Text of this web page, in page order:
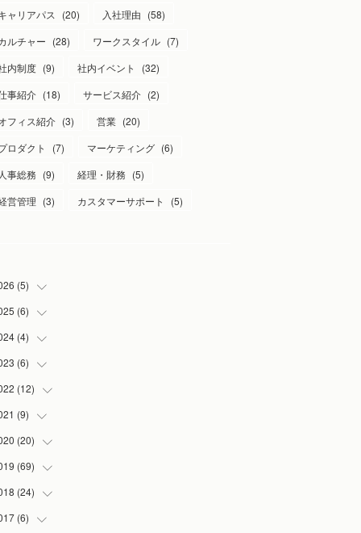
ャリアパス
(20) 入社理由 (58)
ルチャー (28) ワークスタイル (7)
内制度 (9) 社内イベント (32)
事紹介 (18) サービス紹介 (2)
フィス紹介 (3) 営業 (20)
ロダクト
(7) マーケティング (6)
人事総務 (9) 経理・財務 (5)
営管理 (3) カスタマーサポート (5)
(5)
(
)
(
)
(
)
(1
(6)
(
)
(
)
(3
(
)
(4)
(
)
(1
(
)
(1
(6)
(2
(
)
(3
(12)
(
)
(1
(1
(1
(
)
(9)
(1
(2
(2
(
)
(20)
(1
(7
(
)
(69)
(20
)
(
)
(24)
(
)
(6)